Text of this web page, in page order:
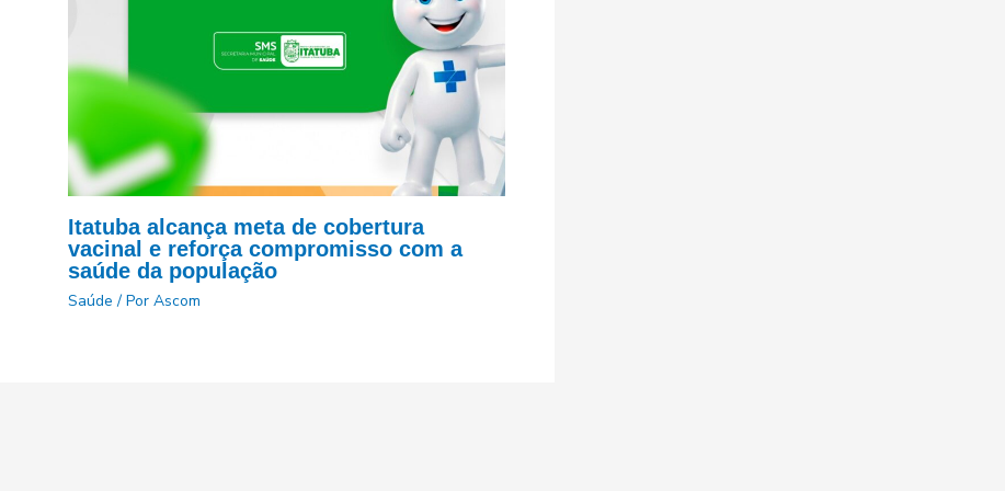
Itatuba alcança meta de cobertura
vacinal e reforça compromisso com a
saúde da população
Saúde / Por Ascom